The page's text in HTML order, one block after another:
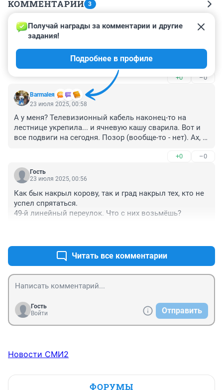
КОММЕНТАРИИ 3
Гость
23 июля 2025, 02:15
травников, ты когда уймешь собачников и
самокатчиков ??
+0 –0
Barmaleя
Получай награды за комментарии и другие
задания!
Подробнее в профиле
23 июля 2025, 00:58
А у меня? Телевизионный кабель наконец-то на
лестнице укрепила... и ячневую кашу сварила. Вот и
все подвиги на сегодня. Позор (вообще-то - нет). Ах,
по поводу "зебр" и уборки улиц. Да я молодец. Моя
самооценка взлетела к небесам. Спокойной ночи.
+0 –0
Гость
23 июля 2025, 00:56
Как бык накрыл корову, так и град накрыл тех, кто не
успел спрятаться.
49-й линейный переулок. Что с них возьмёшь?
Читать все комментарии
Гость
Войти
Отправить
Новости СМИ2
ФОРУМЫ